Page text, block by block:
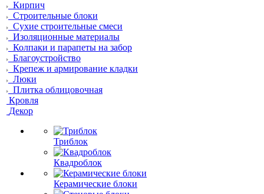
Кирпич
Строительные блоки
Сухие строительные смеси
Изоляционные материалы
Колпаки и парапеты на забор
Благоустройство
Крепеж и армирование кладки
Люки
Плитка облицовочная
Кровля
Декор
Триблок
Квадроблок
Керамические блоки